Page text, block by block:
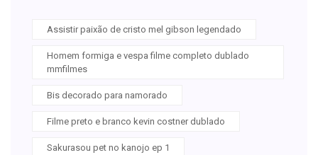
Assistir paixão de cristo mel gibson legendado
Homem formiga e vespa filme completo dublado
mmfilmes
Bis decorado para namorado
Filme preto e branco kevin costner dublado
Sakurasou pet no kanojo ep 1